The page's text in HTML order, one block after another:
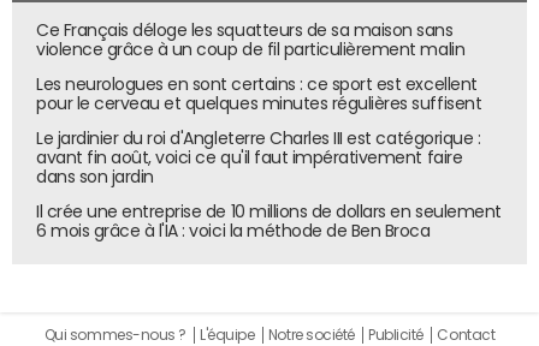
Ce Français déloge les squatteurs de sa maison sans
violence grâce à un coup de fil particulièrement malin
Les neurologues en sont certains : ce sport est excellent
pour le cerveau et quelques minutes régulières suffisent
Le jardinier du roi d'Angleterre Charles III est catégorique :
avant fin août, voici ce qu'il faut impérativement faire
dans son jardin
Il crée une entreprise de 10 millions de dollars en seulement
6 mois grâce à l'IA : voici la méthode de Ben Broca
Qui sommes-nous ? L'équipe Notre société Publicité
Contact